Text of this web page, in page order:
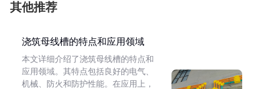
其他推荐
浇筑母线槽的特点和应用领域
本文详细介绍了浇筑母线槽的特点和
应用领域。其特点包括良好的电气、
机械、防火和防护性能。在应用上，